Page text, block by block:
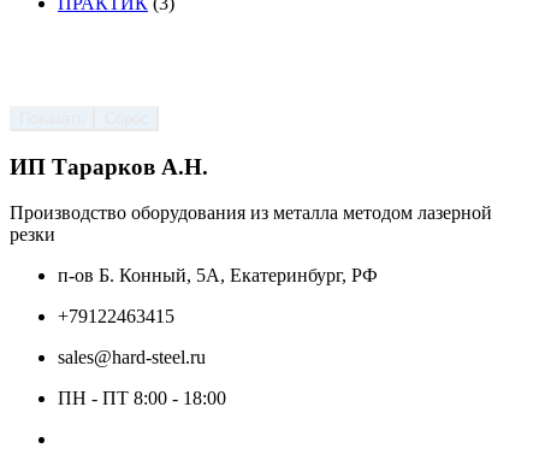
ИП Тарарков А.Н.
Производство оборудования из металла методом лазерной
резки
п-ов Б. Конный, 5А, Екатеринбург, РФ
+79122463415
sales@hard-steel.ru
ПН - ПТ 8:00 - 18:00